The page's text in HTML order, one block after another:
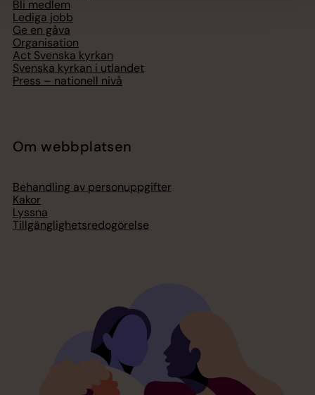
Bli medlem
Lediga jobb
Ge en gåva
Organisation
Act Svenska kyrkan
Svenska kyrkan i utlandet
Press – nationell nivå
Om webbplatsen
Behandling av personuppgifter
Kakor
Lyssna
Tillgänglighetsredogörelse